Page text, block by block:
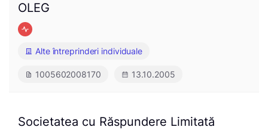
OLEG
Alte întreprinderi individuale
1005602008170 13.10.2005
Societatea cu Răspundere Limitată